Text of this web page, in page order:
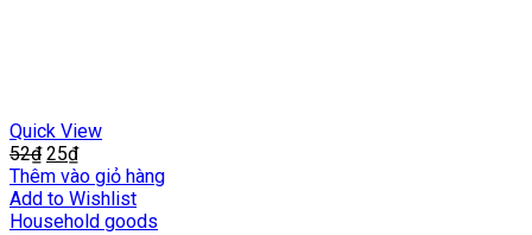
Quick View
52₫ 25₫
Thêm vào giỏ hàng
Add to Wishlist
Household goods